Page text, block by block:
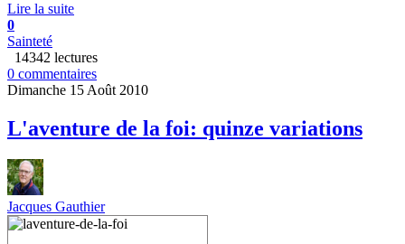
Lire la suite
0
Sainteté
14342 lectures
0 commentaires
Dimanche 15 Août 2010
L'aventure de la foi: quinze variations
Jacques Gauthier